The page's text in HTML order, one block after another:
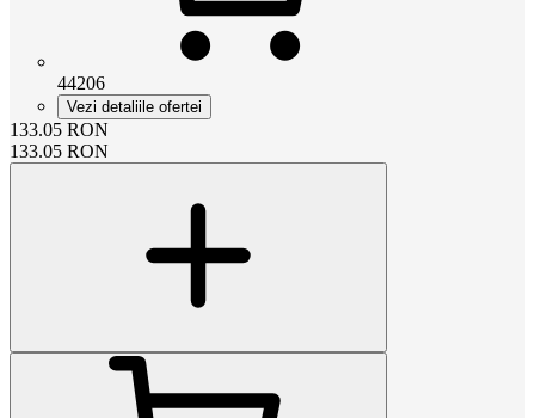
44206
Vezi detaliile ofertei
133.05 RON
133.05 RON